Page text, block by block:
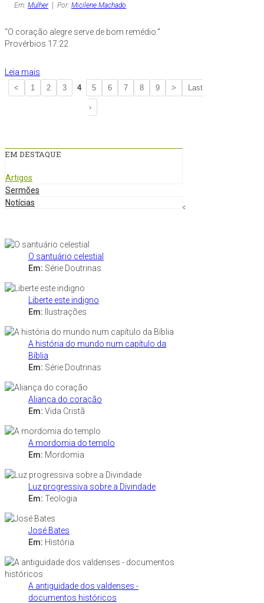
Em: Mulher Por: Micilene Machado
“O coração alegre serve de bom remédio."
Provérbios 17:22
Leia mais
< 1 2 3 4 5 6 7 8 9 > Last
›
EM DESTAQUE
Artigos
Sermões
Notícias
O santuário celestial
Em: Série Doutrinas
Liberte este indigno
Em: Ilustrações
A história do mundo num capítulo da
Bíblia
Em: Série Doutrinas
Aliança do coração
Em: Vida Cristã
A mordomia do templo
Em: Mordomia
Luz progressiva sobre a Divindade
Em: Teologia
José Bates
Em: História
A antiguidade dos valdenses -
documentos históricos
<